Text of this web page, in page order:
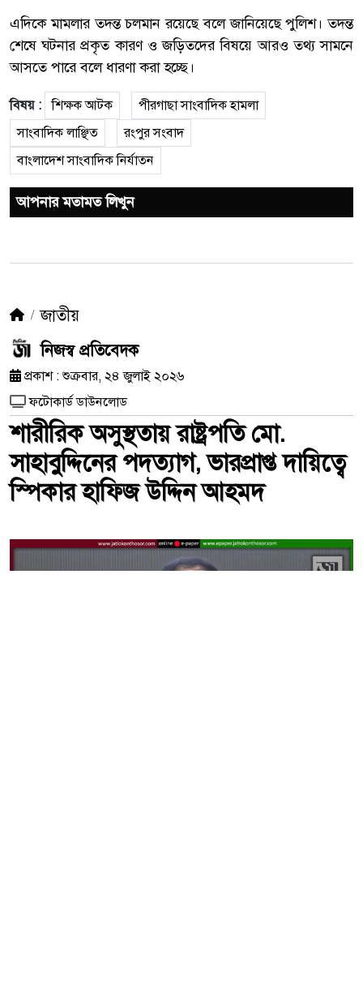
এদিকে মামলার তদন্ত চলমান রয়েছে বলে জানিয়েছে পুলিশ। তদন্ত
শেষে ঘটনার প্রকৃত কারণ ও জড়িতদের বিষয়ে আরও তথ্য সামনে
আসতে পারে বলে ধারণা করা হচ্ছে।
বিষয় : শিক্ষক আটক
পীরগাছা সাংবাদিক হামলা
সাংবাদিক লাঞ্ছিত
রংপুর সংবাদ
বাংলাদেশ সাংবাদিক নির্যাতন
আপনার মতামত লিখুন
জাতীয়
নিজস্ব প্রতিবেদক
প্রকাশ : শুক্রবার, ২৪ জুলাই ২০২৬
ফটোকার্ড ডাউনলোড
শারীরিক অসুস্থতায় রাষ্ট্রপতি মো.
সাহাবুদ্দিনের পদত্যাগ, ভারপ্রাপ্ত দায়িত্বে
স্পিকার হাফিজ উদ্দিন আহমদ